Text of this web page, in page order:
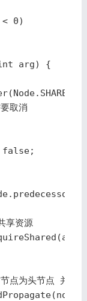
0)
arg) {
取消
享资源
为头节点 并尝试